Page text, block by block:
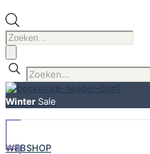
Producten
zoeken
Winter Sale
WEBSHOP